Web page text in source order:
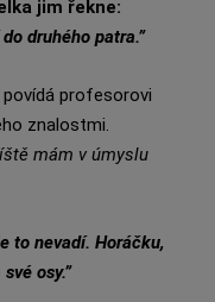
jim řekne:
druhého patra.”
povídá profesorovi
znalostmi.
mám v úmyslu
to nevadí. Horáčku,
osy.”